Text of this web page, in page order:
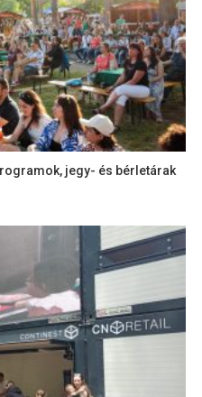
jegy- és bérletárak